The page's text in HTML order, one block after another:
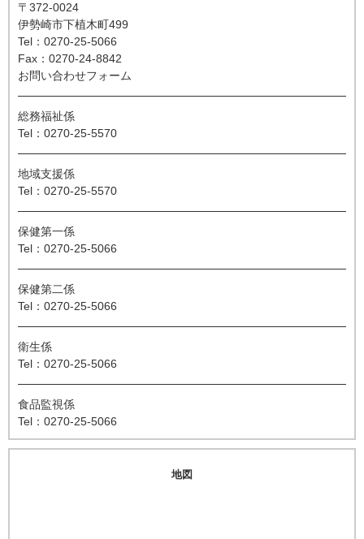
〒372-0024
伊勢崎市下植木町499
Tel：0270-25-5066
Fax：0270-24-8842
お問い合わせフォーム
総務福祉係
Tel：0270-25-5570
地域支援係
Tel：0270-25-5570
保健第一係
Tel：0270-25-5066
保健第二係
Tel：0270-25-5066
衛生係
Tel：0270-25-5066
食品監視係
Tel：0270-25-5066
地図